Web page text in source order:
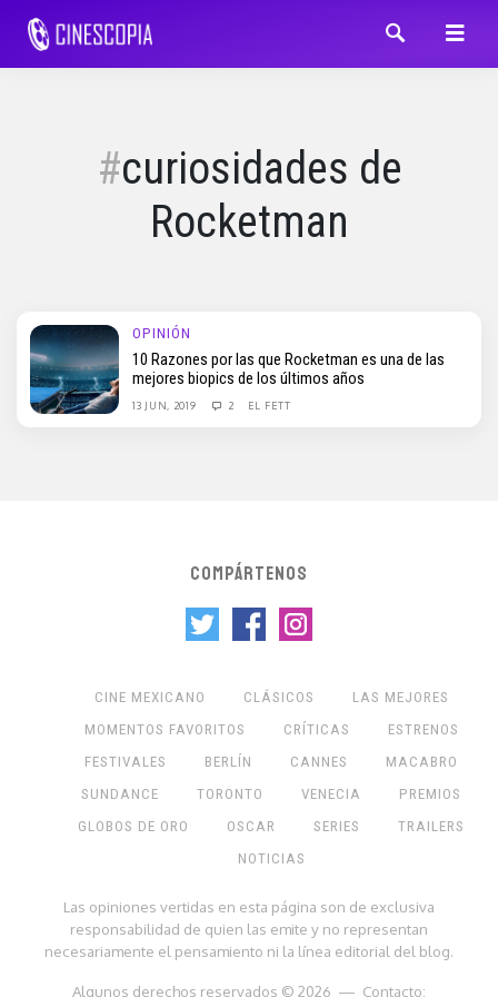
curiosidades de
Rocketman
OPINIÓN
10 Razones por las que Rocketman es una de las
mejores biopics de los últimos años
13 JUN, 2019 2 EL FETT
COMPÁRTENOS
CINE MEXICANO CLÁSICOS
LAS MEJORES
MOMENTOS FAVORITOS
CRÍTICAS
ESTRENOS
FESTIVALES
BERLÍN CANNES
MACABRO
SUNDANCE
TORONTO VENECIA
PREMIOS
GLOBOS DE ORO
OSCAR SERIES
TRAILERS
NOTICIAS
Las opiniones vertidas en esta página son de exclusiva
responsabilidad de quien las emite y no representan
necesariamente el pensamiento ni la línea editorial del blog.
Algunos derechos reservados © 2026 — Contacto: